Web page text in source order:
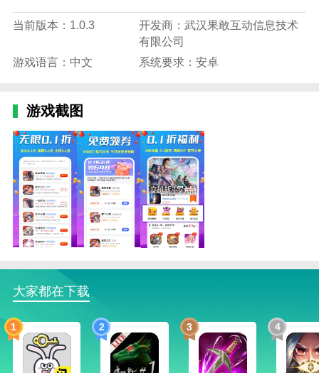
3、0.1折福利手游，千款0.1折手游无限玩，领海量
0.1折福利手游app攻略
2、进入软件首页，选择你喜欢的游戏。
3、开始畅玩吧！
0.1折福利手游app更新日志
v1.0.3版本更新
2、修复相关BUG。
本站为您提供0.1折福利手游的 手机游戏 ，欢迎大
家记住本站网址，本站是您下载安卓手游app最好的网
站！
热门搜索: 世界末日生存游戏攻略破解版(世界末日生存破解版最新
当前版本：1.0.3
开发商：武汉果敢互动信息技术
有限公司
游戏语言：中文
系统要求：安卓
游戏截图
大家都在下载
1 2 3 4